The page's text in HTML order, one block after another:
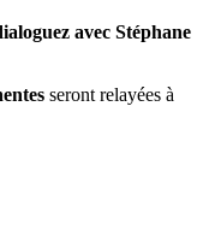
avec Stéphane
seront relayées à